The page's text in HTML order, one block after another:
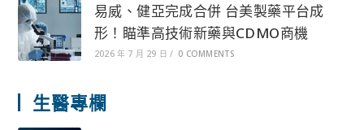
易威、健亞完成合併 台美製藥平台成
形！瞄準高技術新藥與CDMO商機
2026 年 7 月 29 日 / 0 COMMENTS
生醫專欄